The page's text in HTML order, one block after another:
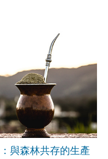
與森林共存的生產